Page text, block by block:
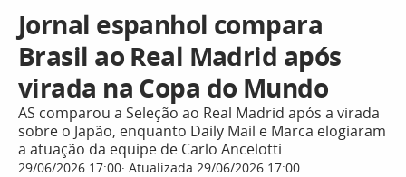
Jornal espanhol compara
Brasil ao Real Madrid após
virada na Copa do Mundo
AS comparou a Seleção ao Real Madrid após a virada
sobre o Japão, enquanto Daily Mail e Marca elogiaram
a atuação da equipe de Carlo Ancelotti
29/06/2026 17:00 Atualizada 29/06/2026 17:00